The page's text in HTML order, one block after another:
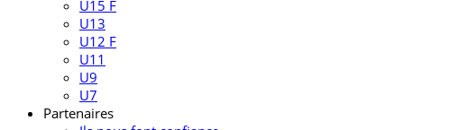
U15 F
U13
U12 F
U11
U9
U7
Partenaires